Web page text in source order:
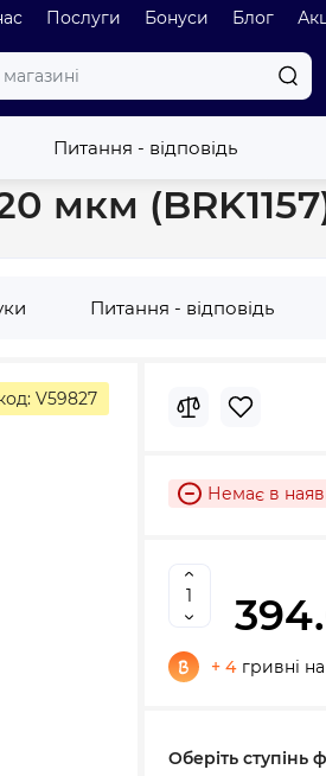
Послуги Бонуси Блог
Питання - відповідь
Big Blue Картридж Бриз Старт PS
мкм
Питання - відповідь
V59827
Немає в
+ 4 гривні
Оберіть ступінь